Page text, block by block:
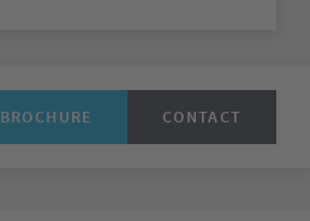
BROCHURE CONTACT